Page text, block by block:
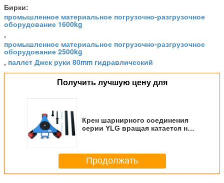
Глубина
пусковой
площадки
Диаметр
площадки
mm
Чистый вес kg
Бирки:
промышленное материальное погрузочно-разгрузочное
оборудование 1600kg
,
промышленное материальное погрузочно-разгрузочное
оборудование 2500kg
, паллет Джек руки 80mm гидравлический
Получить лучшую цену для
Крен шарнирного соединения
серии YLG вращая катается на
Продолжать